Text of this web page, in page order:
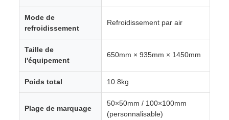
Mode de
refroidissement
Refroidissement par air
Taille de
l'équipement
650mm × 935mm × 1450mm
Poids total 10.8kg
Plage de marquage
50×50mm / 100×100mm
(personnalisable)